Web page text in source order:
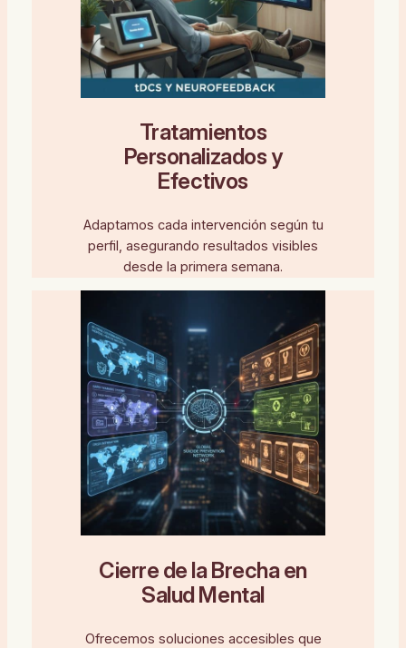
Tratamientos
Personalizados y
Efectivos
Adaptamos cada intervención según tu
perfil, asegurando resultados visibles
desde la primera semana.
Cierre de la Brecha en
Salud Mental
Ofrecemos soluciones accesibles que